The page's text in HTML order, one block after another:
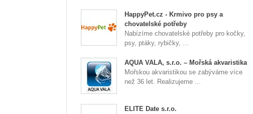
HappyPet.cz - Krmivo pro psy a
chovatelské potřeby
Nabízíme chovatelské potřeby pro kočky,
psy, ptáky, rybičky, ...
AQUA VALA, s.r.o. – Mořská akvaristika
Mořskou akvaristikou se zabýváme více
než 36 let. Realizujeme ...
ELITE Date s.r.o.